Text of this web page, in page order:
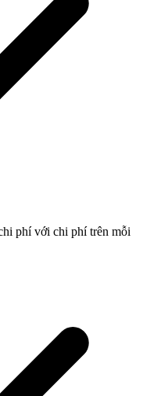
phí với chi phí trên mỗi